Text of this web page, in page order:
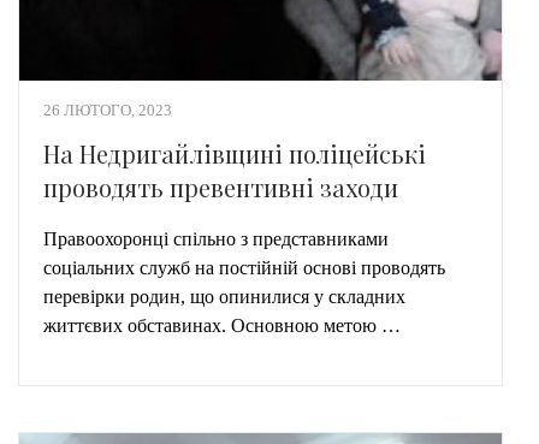
26 ЛЮТОГО, 2023
На Недригайлівщині поліцейські
проводять превентивні заходи
Правоохоронці спільно з представниками
соціальних служб на постійній основі проводять
перевірки родин, що опинилися у складних
життєвих обставинах. Основною метою …